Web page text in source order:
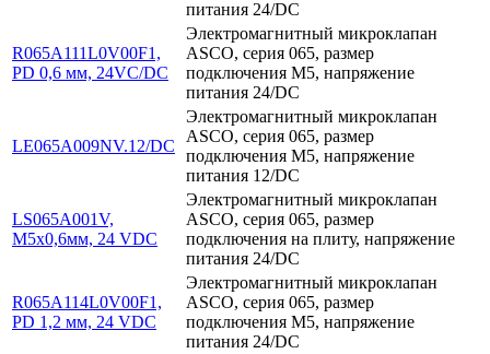
питания 24/DC
R065A111L0V00F1,
PD 0,6 мм, 24VC/DC
Электромагнитный микроклапан
ASCO, серия 065, размер
подключения M5, напряжение
питания 24/DC
LE065A009NV.12/DC
Электромагнитный микроклапан
ASCO, серия 065, размер
подключения M5, напряжение
питания 12/DC
LS065A001V,
M5x0,6мм, 24 VDC
Электромагнитный микроклапан
ASCO, серия 065, размер
подключения на плиту, напряжение
питания 24/DC
R065A114L0V00F1,
PD 1,2 мм, 24 VDC
Электромагнитный микроклапан
ASCO, серия 065, размер
подключения M5, напряжение
питания 24/DC